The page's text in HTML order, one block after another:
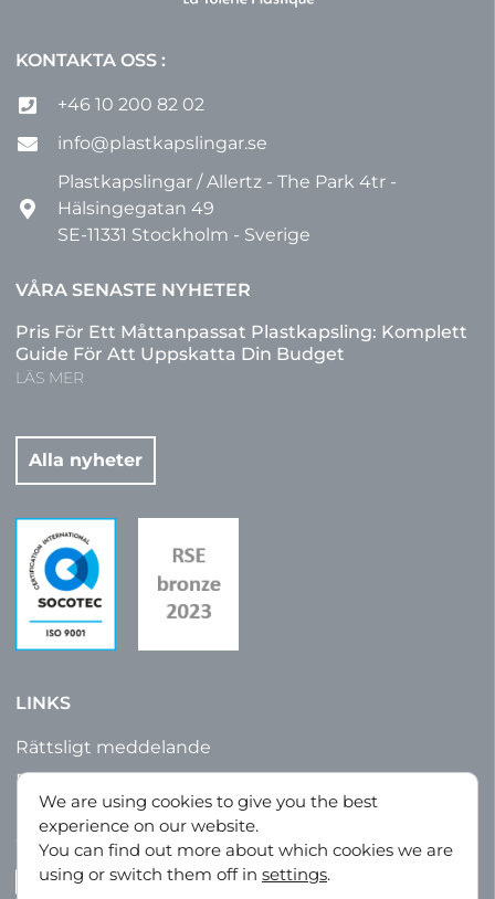
KONTAKTA OSS :
+46 10 200 82 02
info@plastkapslingar.se
Plastkapslingar / Allertz - The Park 4tr -
Hälsingegatan 49
SE-11331 Stockholm - Sverige
VÅRA SENASTE NYHETER
Pris För Ett Måttanpassat Plastkapsling: Komplett
Guide För Att Uppskatta Din Budget
LÄS MER
Alla nyheter
LINKS
Rättsligt meddelande
Försäljningsvillkor
Integritetspolicy
Webbkarta
LinkedIn
We are using cookies to give you the best
experience on our website.
You can find out more about which cookies we are
using or switch them off in settings.